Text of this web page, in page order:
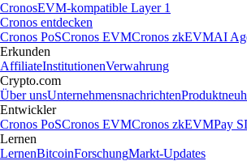
CronosEVM-kompatible Layer 1
Cronos entdecken
Cronos PoSCronos EVMCronos zkEVMAI
Erkunden
AffiliateInstitutionenVerwahrung
Crypto.com
Über unsUnternehmensnachrichten
Entwickler
Cronos PoSCronos EVMCronos zkEVMPay
Lernen
LernenBitcoinForschungMarkt-Updates